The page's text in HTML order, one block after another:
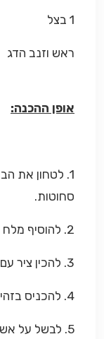
1 בצל
ראש וזנב הדג
אופן ההכנה:
1. לטחון את
סחוטות.
2. להוסיף מלח ופלפל לבן.
3. להכין ציר עם ראש וזנב הדג,עלה סלרי ובצל.
4. להכניס בזהירות את הקציצות.
5. לבשל על אש קטנה לפחות שעתיים.